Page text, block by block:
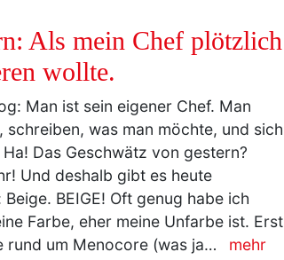
Als mein Chef plötzlich
wollte.
Man ist sein eigener Chef. Man
was man möchte, und sich
Das Geschwätz von gestern?
Und deshalb gibt es heute
BEIGE! Oft genug habe ich
Farbe, eher meine Unfarbe ist. Erst
rund um Menocore (was ja…
mehr